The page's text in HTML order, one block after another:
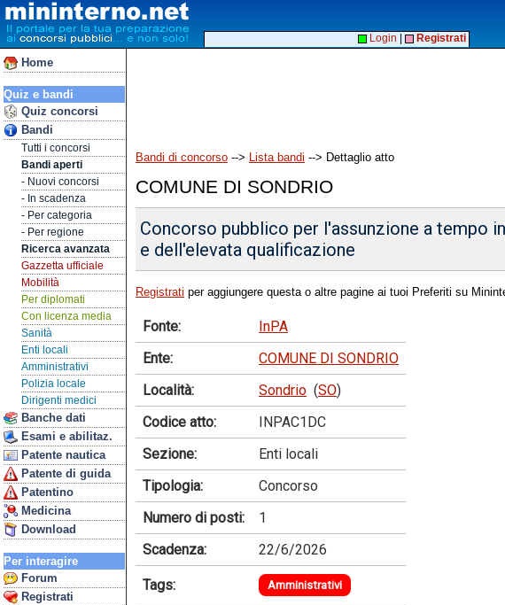
Home
Quiz e bandi
Quiz concorsi
Bandi
Tutti i concorsi
Bandi aperti
- Nuovi concorsi
- In scadenza
- Per categoria
- Per regione
Ricerca avanzata
Gazzetta ufficiale
Mobilità
Per diplomati
Con licenza media
Sanità
Enti locali
Amministrativi
Polizia locale
Dirigenti medici
Banche dati
Esami e abilitaz.
Patente nautica
Patente di guida
Patentino
Medicina
Download
Per interagire
Forum
Registrati
Login Registrati
Bandi di concorso --> Lista bandi --> Dettaglio atto
COMUNE DI SONDRIO
Concorso pubblico per l'assunzione a tempo
e dell'elevata qualificazione
Registrati per aggiungere questa o altre pagine ai tuoi Preferiti su
Fonte:
InPA
Ente:
COMUNE DI SONDRIO
Località:
Sondrio (SO)
Codice atto:
INPAC1DC
Sezione:
Enti locali
Tipologia:
Concorso
Numero di posti:
1
Scadenza:
22/6/2026
Tags: Amministrativi